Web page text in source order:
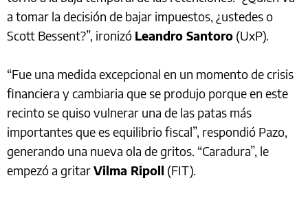
a tomar la decisión de bajar impuestos, ¿ustedes o
Scott Bessent?”, ironizó Leandro Santoro (UxP).
“Fue una medida excepcional en un momento de crisis
financiera y cambiaria que se produjo porque en este
recinto se quiso vulnerar una de las patas más
importantes que es equilibrio fiscal”, respondió Pazo,
generando una nueva ola de gritos. “Caradura”, le
empezó a gritarVilma Ripoll (FIT).